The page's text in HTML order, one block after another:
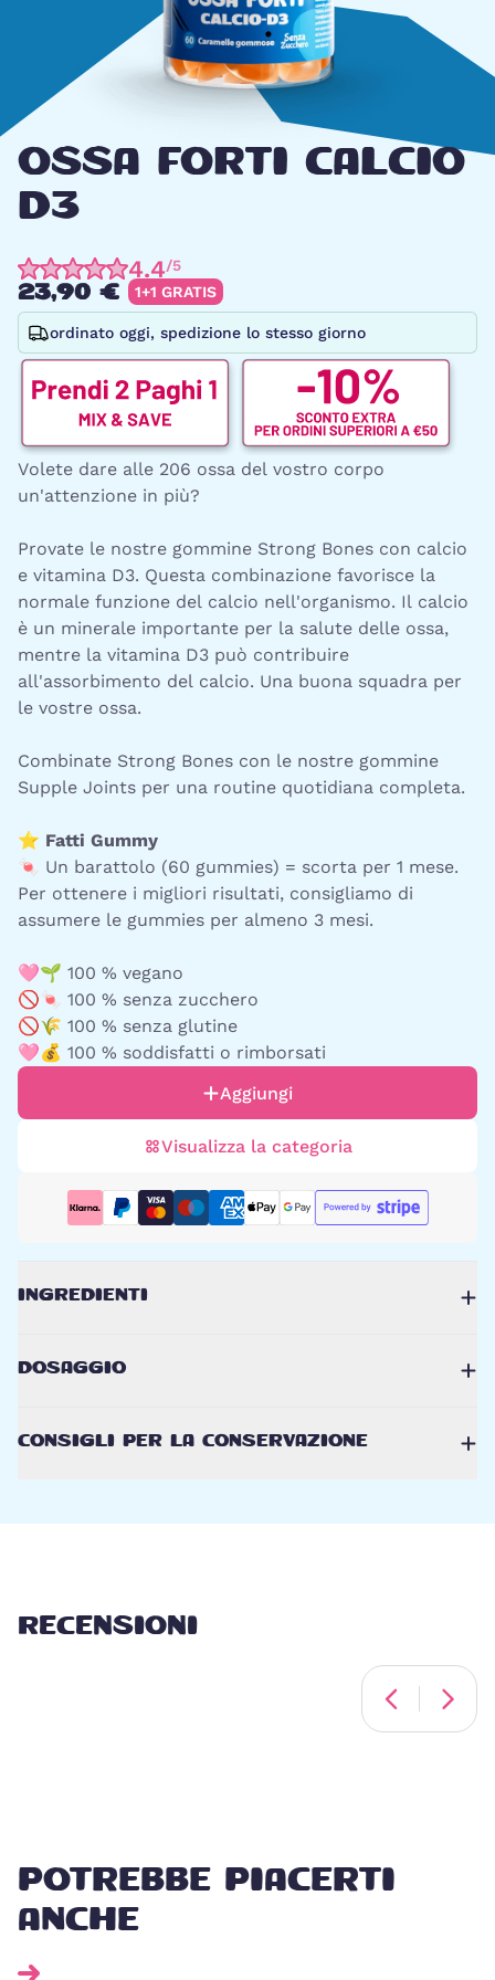
OSSA FORTI CALCIO
D3
4.4/5
23,90 € 1+1 GRATIS
ordinato oggi, spedizione lo stesso giorno
Volete dare alle 206 ossa del vostro corpo
un'attenzione in più?
Provate le nostre gommine Strong Bones con calcio
e vitamina D3. Questa combinazione favorisce la
normale funzione del calcio nell'organismo. Il calcio
è un minerale importante per la salute delle ossa,
mentre la vitamina D3 può contribuire
all'assorbimento del calcio. Una buona squadra per
le vostre ossa.
Combinate Strong Bones con le nostre gommine
Supple Joints per una routine quotidiana completa.
⭐ Fatti Gummy
🍬 Un barattolo (60 gummies) = scorta per 1 mese.
Per ottenere i migliori risultati, consigliamo di
assumere le gummies per almeno 3 mesi.
🩷🌱 100 % vegano
🚫🍬 100 % senza zucchero
🚫🌾 100 % senza glutine
🩷💰 100 % soddisfatti o rimborsati
Aggiungi
Visualizza la categoria
INGREDIENTI
DOSAGGIO
CONSIGLI PER LA CONSERVAZIONE
RECENSIONI
POTREBBE PIACERTI
ANCHE